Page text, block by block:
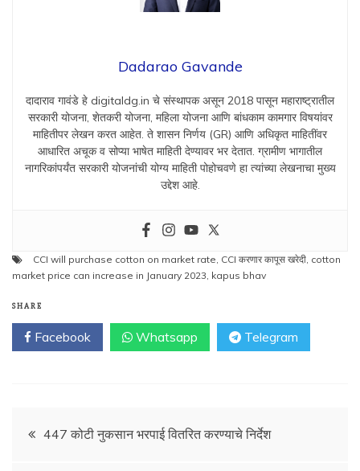
Dadarao Gavande
दादाराव गावंडे हे digitaldg.in चे संस्थापक असून 2018 पासून महाराष्ट्रातील
सरकारी योजना, शेतकरी योजना, महिला योजना आणि बांधकाम कामगार विषयांवर
माहितीपर लेखन करत आहेत. ते शासन निर्णय (GR) आणि अधिकृत माहितींवर
आधारित अचूक व सोप्या भाषेत माहिती देण्यावर भर देतात. ग्रामीण भागातील
नागरिकांपर्यंत सरकारी योजनांची योग्य माहिती पोहोचवणे हा त्यांच्या लेखनाचा मुख्य
उद्देश आहे.
CCI will purchase cotton on market rate, CCI करणार कापूस खरेदी, cotton
market price can increase in January 2023, kapus bhav
SHARE
Facebook Whatsapp Telegram
Post447 कोटी नुकसान भरपाई वितरित करण्याचे निर्देश